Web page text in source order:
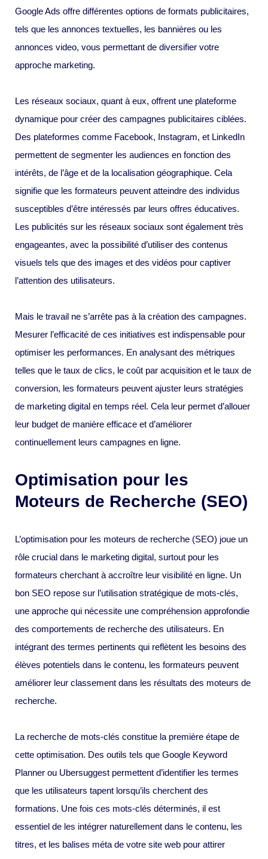
Google Ads offre différentes options de formats publicitaires,
tels que les annonces textuelles, les bannières ou les
annonces video, vous permettant de diversifier votre
approche marketing.
Les réseaux sociaux, quant à eux, offrent une plateforme
dynamique pour créer des campagnes publicitaires ciblées.
Des plateformes comme Facebook, Instagram, et LinkedIn
permettent de segmenter les audiences en fonction des
intérêts, de l’âge et de la localisation géographique. Cela
signifie que les formateurs peuvent atteindre des individus
susceptibles d’être intéressés par leurs offres éducatives.
Les publicités sur les réseaux sociaux sont également très
engageantes, avec la possibilité d’utiliser des contenus
visuels tels que des images et des vidéos pour captiver
l’attention des utilisateurs.
Mais le travail ne s’arrête pas à la création des campagnes.
Mesurer l’efficacité de ces initiatives est indispensable pour
optimiser les performances. En analysant des métriques
telles que le taux de clics, le coût par acquisition et le taux de
conversion, les formateurs peuvent ajuster leurs stratégies
de marketing digital en temps réel. Cela leur permet d’allouer
leur budget de manière efficace et d’améliorer
continuellement leurs campagnes en ligne.
Optimisation pour les
Moteurs de Recherche (SEO)
L’optimisation pour les moteurs de recherche (SEO) joue un
rôle crucial dans le marketing digital, surtout pour les
formateurs cherchant à accroître leur visibilité en ligne. Un
bon SEO repose sur l’utilisation stratégique de mots-clés,
une approche qui nécessite une compréhension approfondie
des comportements de recherche des utilisateurs. En
intégrant des termes pertinents qui reflètent les besoins des
élèves potentiels dans le contenu, les formateurs peuvent
améliorer leur classement dans les résultats des moteurs de
recherche.
La recherche de mots-clés constitue la première étape de
cette optimisation. Des outils tels que Google Keyword
Planner ou Ubersuggest permettent d’identifier les termes
que les utilisateurs tapent lorsqu’ils cherchent des
formations. Une fois ces mots-clés déterminés, il est
essentiel de les intégrer naturellement dans le contenu, les
titres, et les balises méta de votre site web pour attirer